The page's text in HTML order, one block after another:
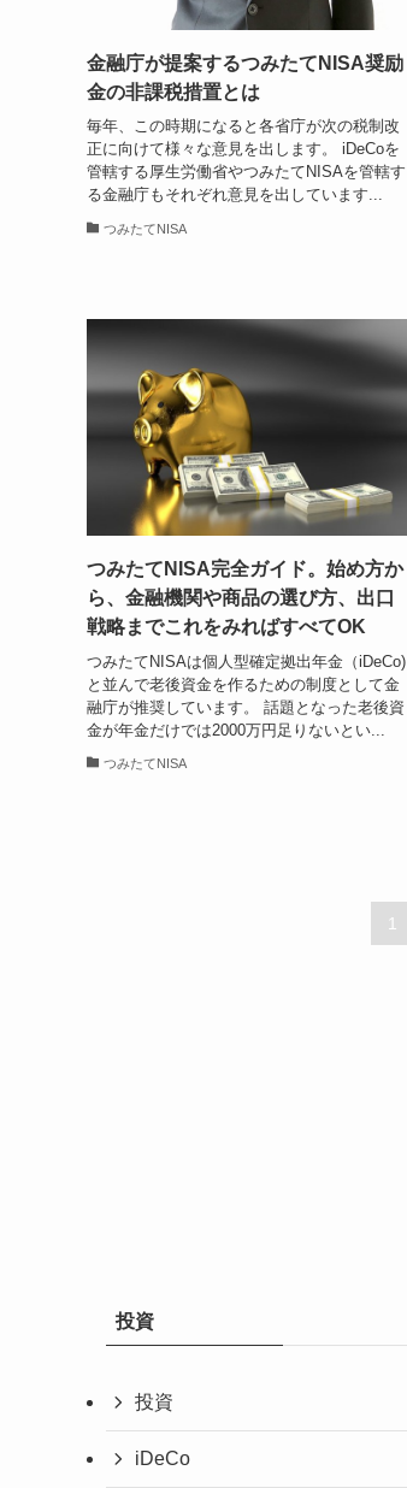
金融庁が提案するつみたてNISA奨励
金の非課税措置とは
毎年、この時期になると各省庁が次の税制改
正に向けて様々な意見を出します。 iDeCoを
管轄する厚生労働省やつみたてNISAを管轄す
る金融庁もそれぞれ意見を出しています...
つみたてNISA
つみたてNISA完全ガイド。始め方か
ら、金融機関や商品の選び方、出口
戦略までこれをみればすべてOK
つみたてNISAは個人型確定拠出年金（iDeCo)
と並んで老後資金を作るための制度として金
融庁が推奨しています。 話題となった老後資
金が年金だけでは2000万円足りないとい...
つみたてNISA
1
投資
投資
iDeCo